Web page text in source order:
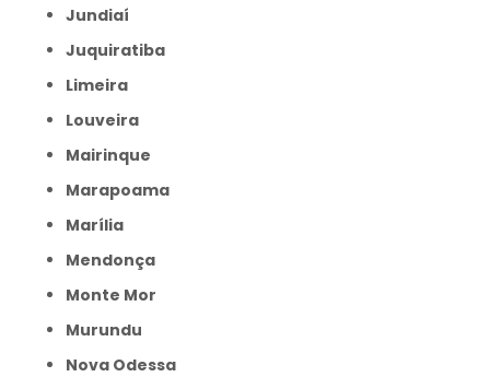
Jundiaí
Juquiratiba
Limeira
Louveira
Mairinque
Marapoama
Marília
Mendonça
Monte Mor
Murundu
Nova Odessa